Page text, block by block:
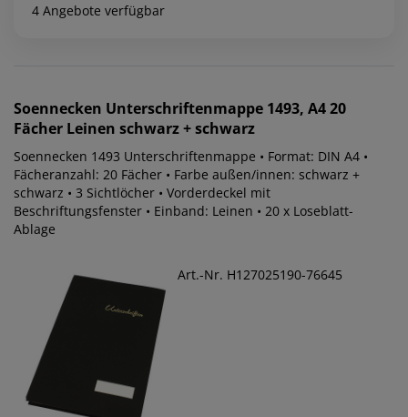
4 Angebote verfügbar
Soennecken Unterschriftenmappe 1493, A4 20
Fächer Leinen schwarz + schwarz
Soennecken 1493 Unterschriftenmappe • Format: DIN A4 •
Fächeranzahl: 20 Fächer • Farbe außen/innen: schwarz +
schwarz • 3 Sichtlöcher • Vorderdeckel mit
Beschriftungsfenster • Einband: Leinen • 20 x Loseblatt-
Ablage
Art.-Nr. H127025190-76645